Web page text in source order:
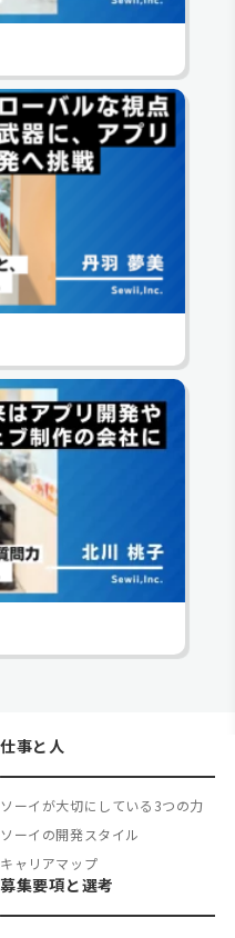
仕事と人
ソーイが大切にしている3つの力
ソーイの開発スタイル
キャリアマップ
募集要項と選考